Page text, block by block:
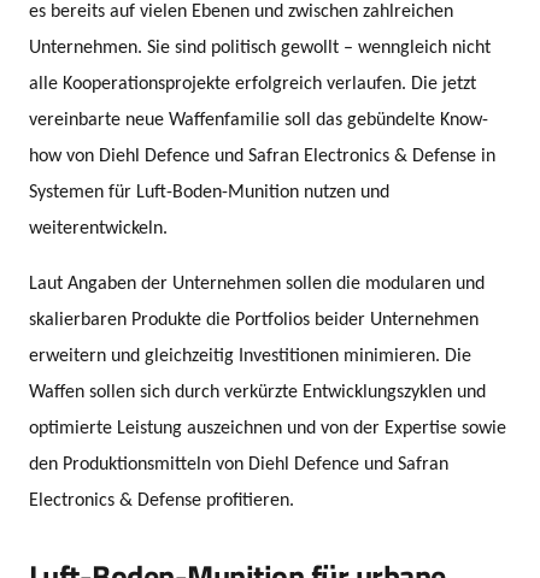
es bereits auf vielen Ebenen und zwischen zahlreichen
Unternehmen. Sie sind politisch gewollt – wenngleich nicht
alle Kooperationsprojekte erfolgreich verlaufen. Die jetzt
vereinbarte neue Waffenfamilie soll das gebündelte Know-
how von Diehl Defence und Safran Electronics & Defense in
Systemen für Luft-Boden-Munition nutzen und
weiterentwickeln.
Laut Angaben der Unternehmen sollen die modularen und
skalierbaren Produkte die Portfolios beider Unternehmen
erweitern und gleichzeitig Investitionen minimieren. Die
Waffen sollen sich durch verkürzte Entwicklungszyklen und
optimierte Leistung auszeichnen und von der Expertise sowie
den Produktionsmitteln von Diehl Defence und Safran
Electronics & Defense profitieren.